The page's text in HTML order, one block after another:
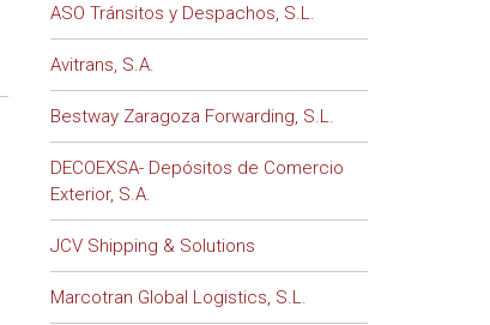
ASO Tránsitos y Despachos, S.L.
Avitrans, S.A.
Bestway Zaragoza Forwarding, S.L.
DECOEXSA- Depósitos de Comercio
Exterior, S.A.
JCV Shipping & Solutions
Marcotran Global Logistics, S.L.